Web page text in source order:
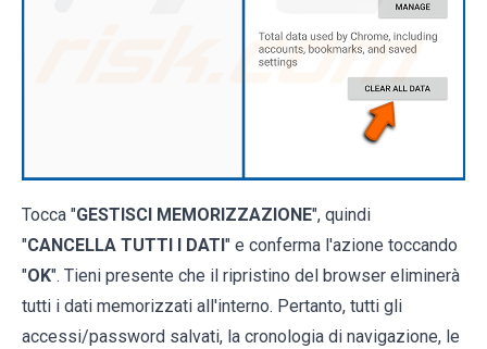
Tocca "GESTISCI MEMORIZZAZIONE", quindi
"CANCELLA TUTTI I DATI " e conferma l'azione toccando
"OK". Tieni presente che il ripristino del browser eliminerà
tutti i dati memorizzati all'interno. Pertanto, tutti gli
accessi/password salvati, la cronologia di navigazione, le